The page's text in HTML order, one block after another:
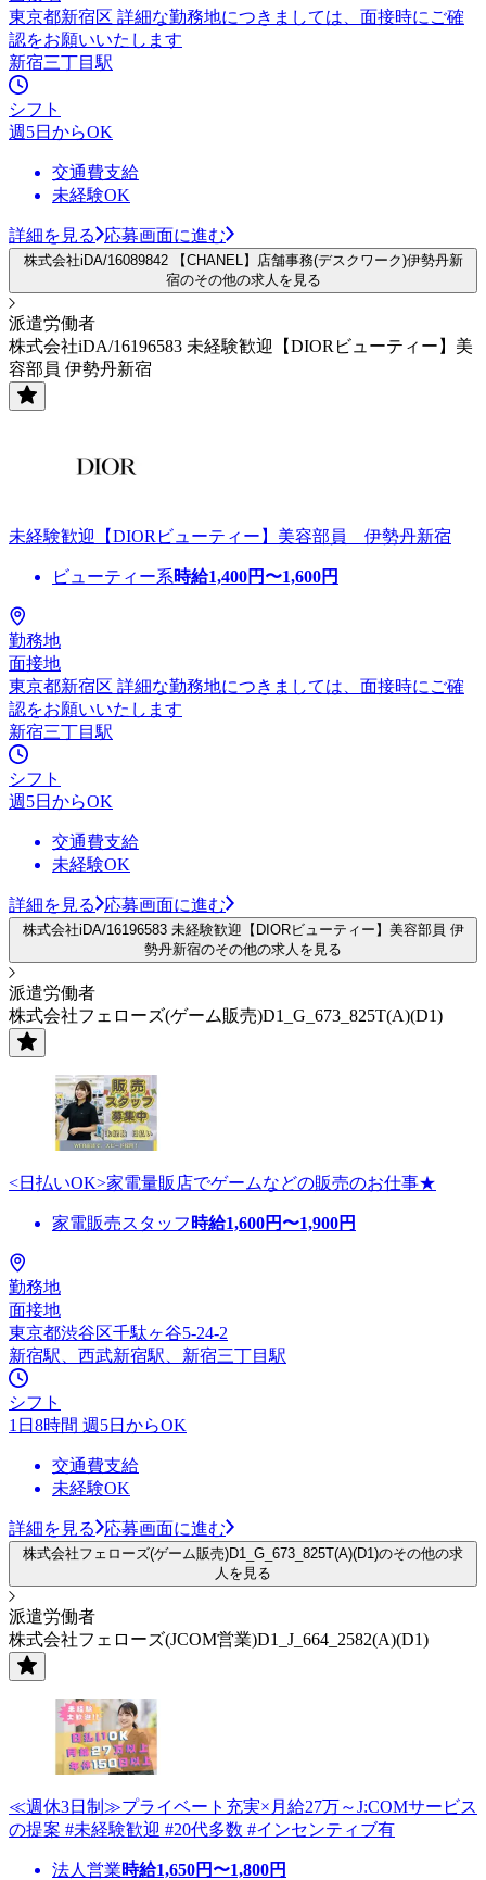
東京都新宿区 詳細な勤務地につきましては、面接時にご確
認をお願いいたします
新宿三丁目駅
シフト
週5日からOK
交通費支給
未経験OK
詳細を見る 応募画面に進む
株式会社iDA/16089842 【CHANEL】店舗事務(デスクワーク)伊勢丹新
宿のその他の求人を見る
派遣労働者
株式会社iDA/16196583 未経験歓迎【DIORビューティー】美
容部員 伊勢丹新宿
未経験歓迎【DIORビューティー】美容部員 伊勢丹新宿
ビューティー系時給1,400円〜1,600円
勤務地
面接地
東京都新宿区 詳細な勤務地につきましては、面接時にご確
認をお願いいたします
新宿三丁目駅
シフト
週5日からOK
交通費支給
未経験OK
詳細を見る 応募画面に進む
株式会社iDA/16196583 未経験歓迎【DIORビューティー】美容部員 伊
勢丹新宿のその他の求人を見る
派遣労働者
株式会社フェローズ(ゲーム販売)D1_G_673_825T(A)(D1)
<日払いOK>家電量販店でゲームなどの販売のお仕事★
家電販売スタッフ 時給1,600円〜1,900円
勤務地
面接地
東京都渋谷区千駄ヶ谷5-24-2
新宿駅、西武新宿駅、新宿三丁目駅
シフト
1日8時間 週5日からOK
交通費支給
未経験OK
詳細を見る 応募画面に進む
株式会社フェローズ(ゲーム販売)D1_G_673_825T(A)(D1)のその他の求
人を見る
派遣労働者
株式会社フェローズ(JCOM営業)D1_J_664_2582(A)(D1)
≪週休3日制≫プライベート充実×月給27万～J:COMサービス
の提案 #未経験歓迎 #20代多数 #インセンティブ有
法人営業時給1,650円〜1,800円